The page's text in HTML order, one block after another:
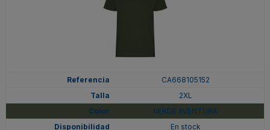
CA668105152
2XL
VERDE AVENTURA
En stock